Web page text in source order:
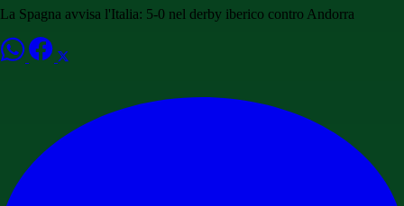
La Spagna avvisa l'Italia: 5-0 nel derby iberico contro Andorra